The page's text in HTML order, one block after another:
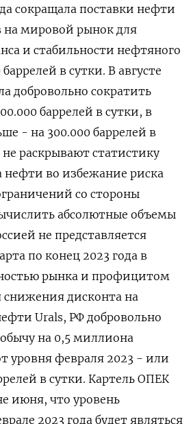
сокращала поставки нефти
на мировой рынок для
и стабильности нефтяного
в сутки. В августе
добровольно сократить
баррелей в сутки, в
- на 300.000 баррелей в
раскрывают статистику
нефти во избежание риска
со стороны
абсолютные объемы
не представляется
по конец 2023 года в
рынка и профицитом
снижения дисконта на
Urals, РФ добровольно
на 0,5 миллиона
уровня февраля 2023 - или
в сутки. Картель ОПЕК
июня, что уровень
2023 года будет являться